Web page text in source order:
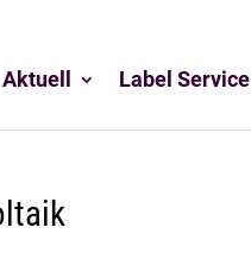
Aktuell Label Service